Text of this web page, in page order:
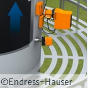
©Endress+Hauser